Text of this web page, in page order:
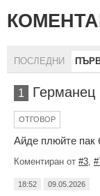
ПОСЛЕДНИ
1 Германец
ОТГОВОР
Айде плюйте пак
Коментиран от #3
18:52 09.05.2026